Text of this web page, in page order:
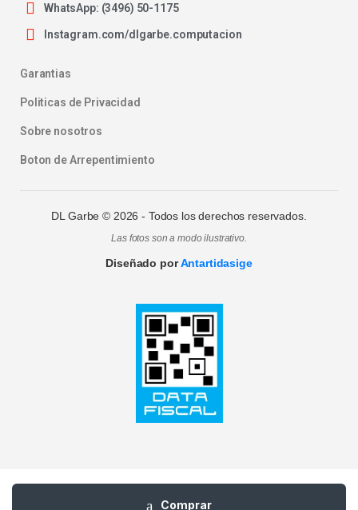
Comprar
WhatsApp: (3496) 50-1175
Instagram.com/dlgarbe.computacion
Garantias
Politicas de Privacidad
Sobre nosotros
Boton de Arrepentimiento
DL Garbe © 2026 - Todos los derechos reservados.
Las fotos son a modo ilustrativo.
Diseñado porAntartidasige